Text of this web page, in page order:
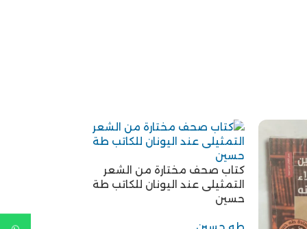
كتاب صحف مختارة من الشعر
التمثيلى عند اليونان للكاتب طة
حسين
طه حسين